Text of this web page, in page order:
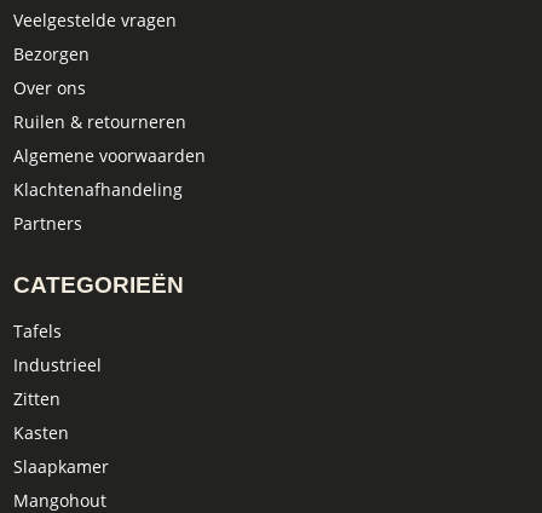
Veelgestelde vragen
Bezorgen
Over ons
Ruilen & retourneren
Algemene voorwaarden
Klachtenafhandeling
Partners
CATEGORIEËN
Tafels
Industrieel
Zitten
Kasten
Slaapkamer
Mangohout